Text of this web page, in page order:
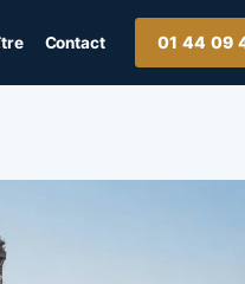
Contact 01 44 09